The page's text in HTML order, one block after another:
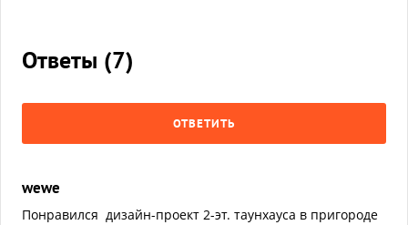
Ответы (7)
ОТВЕТИТЬ
wewe
Понравился дизайн-проект 2-эт. таунхауса в пригороде